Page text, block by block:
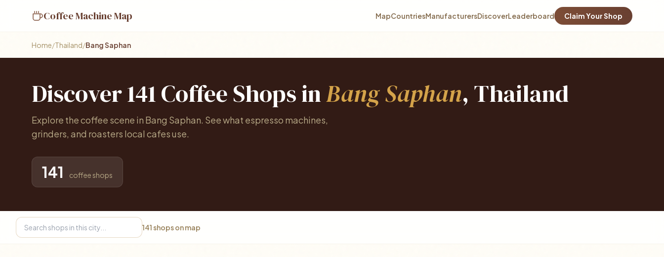
Coffee Machine Map MapCountriesManufacturersDiscoverLeaderboard Claim Your Shop
Home/Thailand/Bang Saphan
Discover 141 Coffee Shops inBang Saphan, Thailand
Explore the coffee scene in Bang Saphan. See what espresso machines,
grinders, and roasters local cafes use.
141 coffee shops
141 shops on map